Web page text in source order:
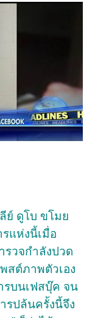
ย์ ดูโบ ขโมย
แห่งนี้เมื่อ
วจกำลังปวด
สต์ภาพตัวเอง
บนเฟสบุ๊ค จน
รปล้นครั้งนี้จึง